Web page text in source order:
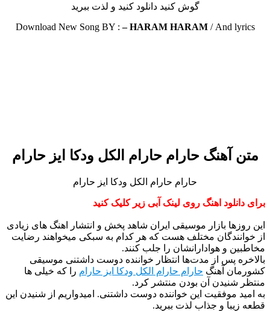
گوش کنید دانلود کنید و لذت ببرید
Download New Song BY :– HARAM HARAM/ And lyrics
متن آهنگ حارام حارام الکل ودکا ایز حارام
حارام حارام الکل ودکا ایز حارام
برای دانلود اهنگ روی لینک آبی زیر کلیک کنید
این روزها بازار موسیقی ایران شاهد پخش و انتشار اهنگ های زیادی
از خوانندگان مختلف هست که هر کدام به سبکی میخواهند رضایت
مخاطبین و هوادارانشان را جلب کنند.
بالاخره پس از مدت‌ها انتظار خواننده دوست داشتنی موسیقی
کشورمان آهنگ حارام حارام الکل ودکا ایز حارام را که خیلی ها
منتظر شنیدن آن بودن منتشر کرد.
به امید موفقیت این خواننده دوست داشتنی. امیدواریم از شنیدن این
قطعه زیبا و جذاب لذت ببرید.